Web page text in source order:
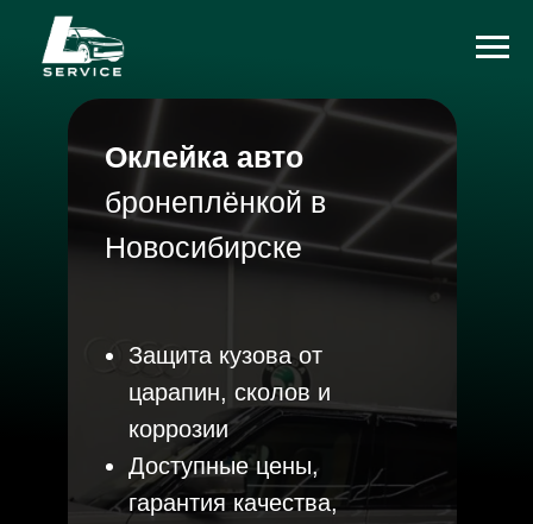
Оклейка авто
бронеплёнкой в
Новосибирске
Защита кузова от
царапин, сколов и
коррозии
Доступные цены,
гарантия качества,